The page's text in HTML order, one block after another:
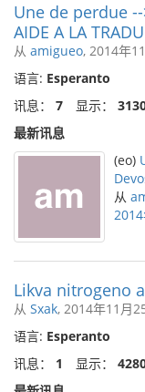
Une de perdue
AIDE A LA
从 amigueo, 2014年
语言: Esperanto
讯息： 7 显示：
最新讯息
(eo)
从
Likva nitrogeno
从 Sxak, 2014年11月
语言: Esperanto
讯息： 1 显示：